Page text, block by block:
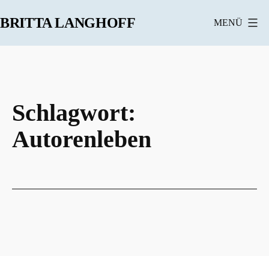
Inhalt
BRITTA LANGHOFF MENÜ
Schlagwort:
Autorenleben